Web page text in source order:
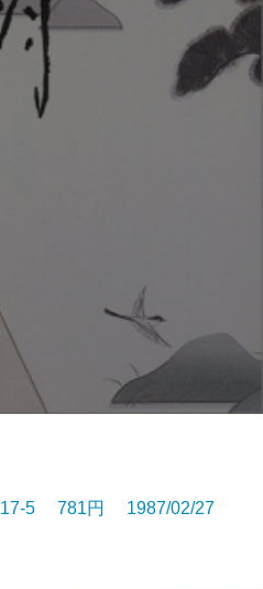
5 781円 1987/02/27